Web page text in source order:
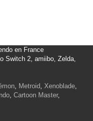
en France
Switch 2, amiibo, Zelda,
, Metroid, Xenoblade,
, Cartoon Master,